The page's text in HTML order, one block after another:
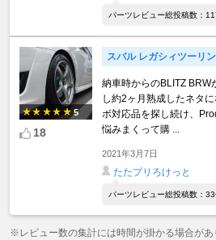
パーツレビュー総投稿数：
5
18
スバル レガシィツーリ
納車時からのBLITZ BRW
し約2ヶ月熟成したネタ
ボ対応品を探し続け、
悩みまくって購 ...
2021年3月7日
たたプリろけっと
パーツレビュー総投稿数：
※レビュー数の集計には時間が掛かる場合があ